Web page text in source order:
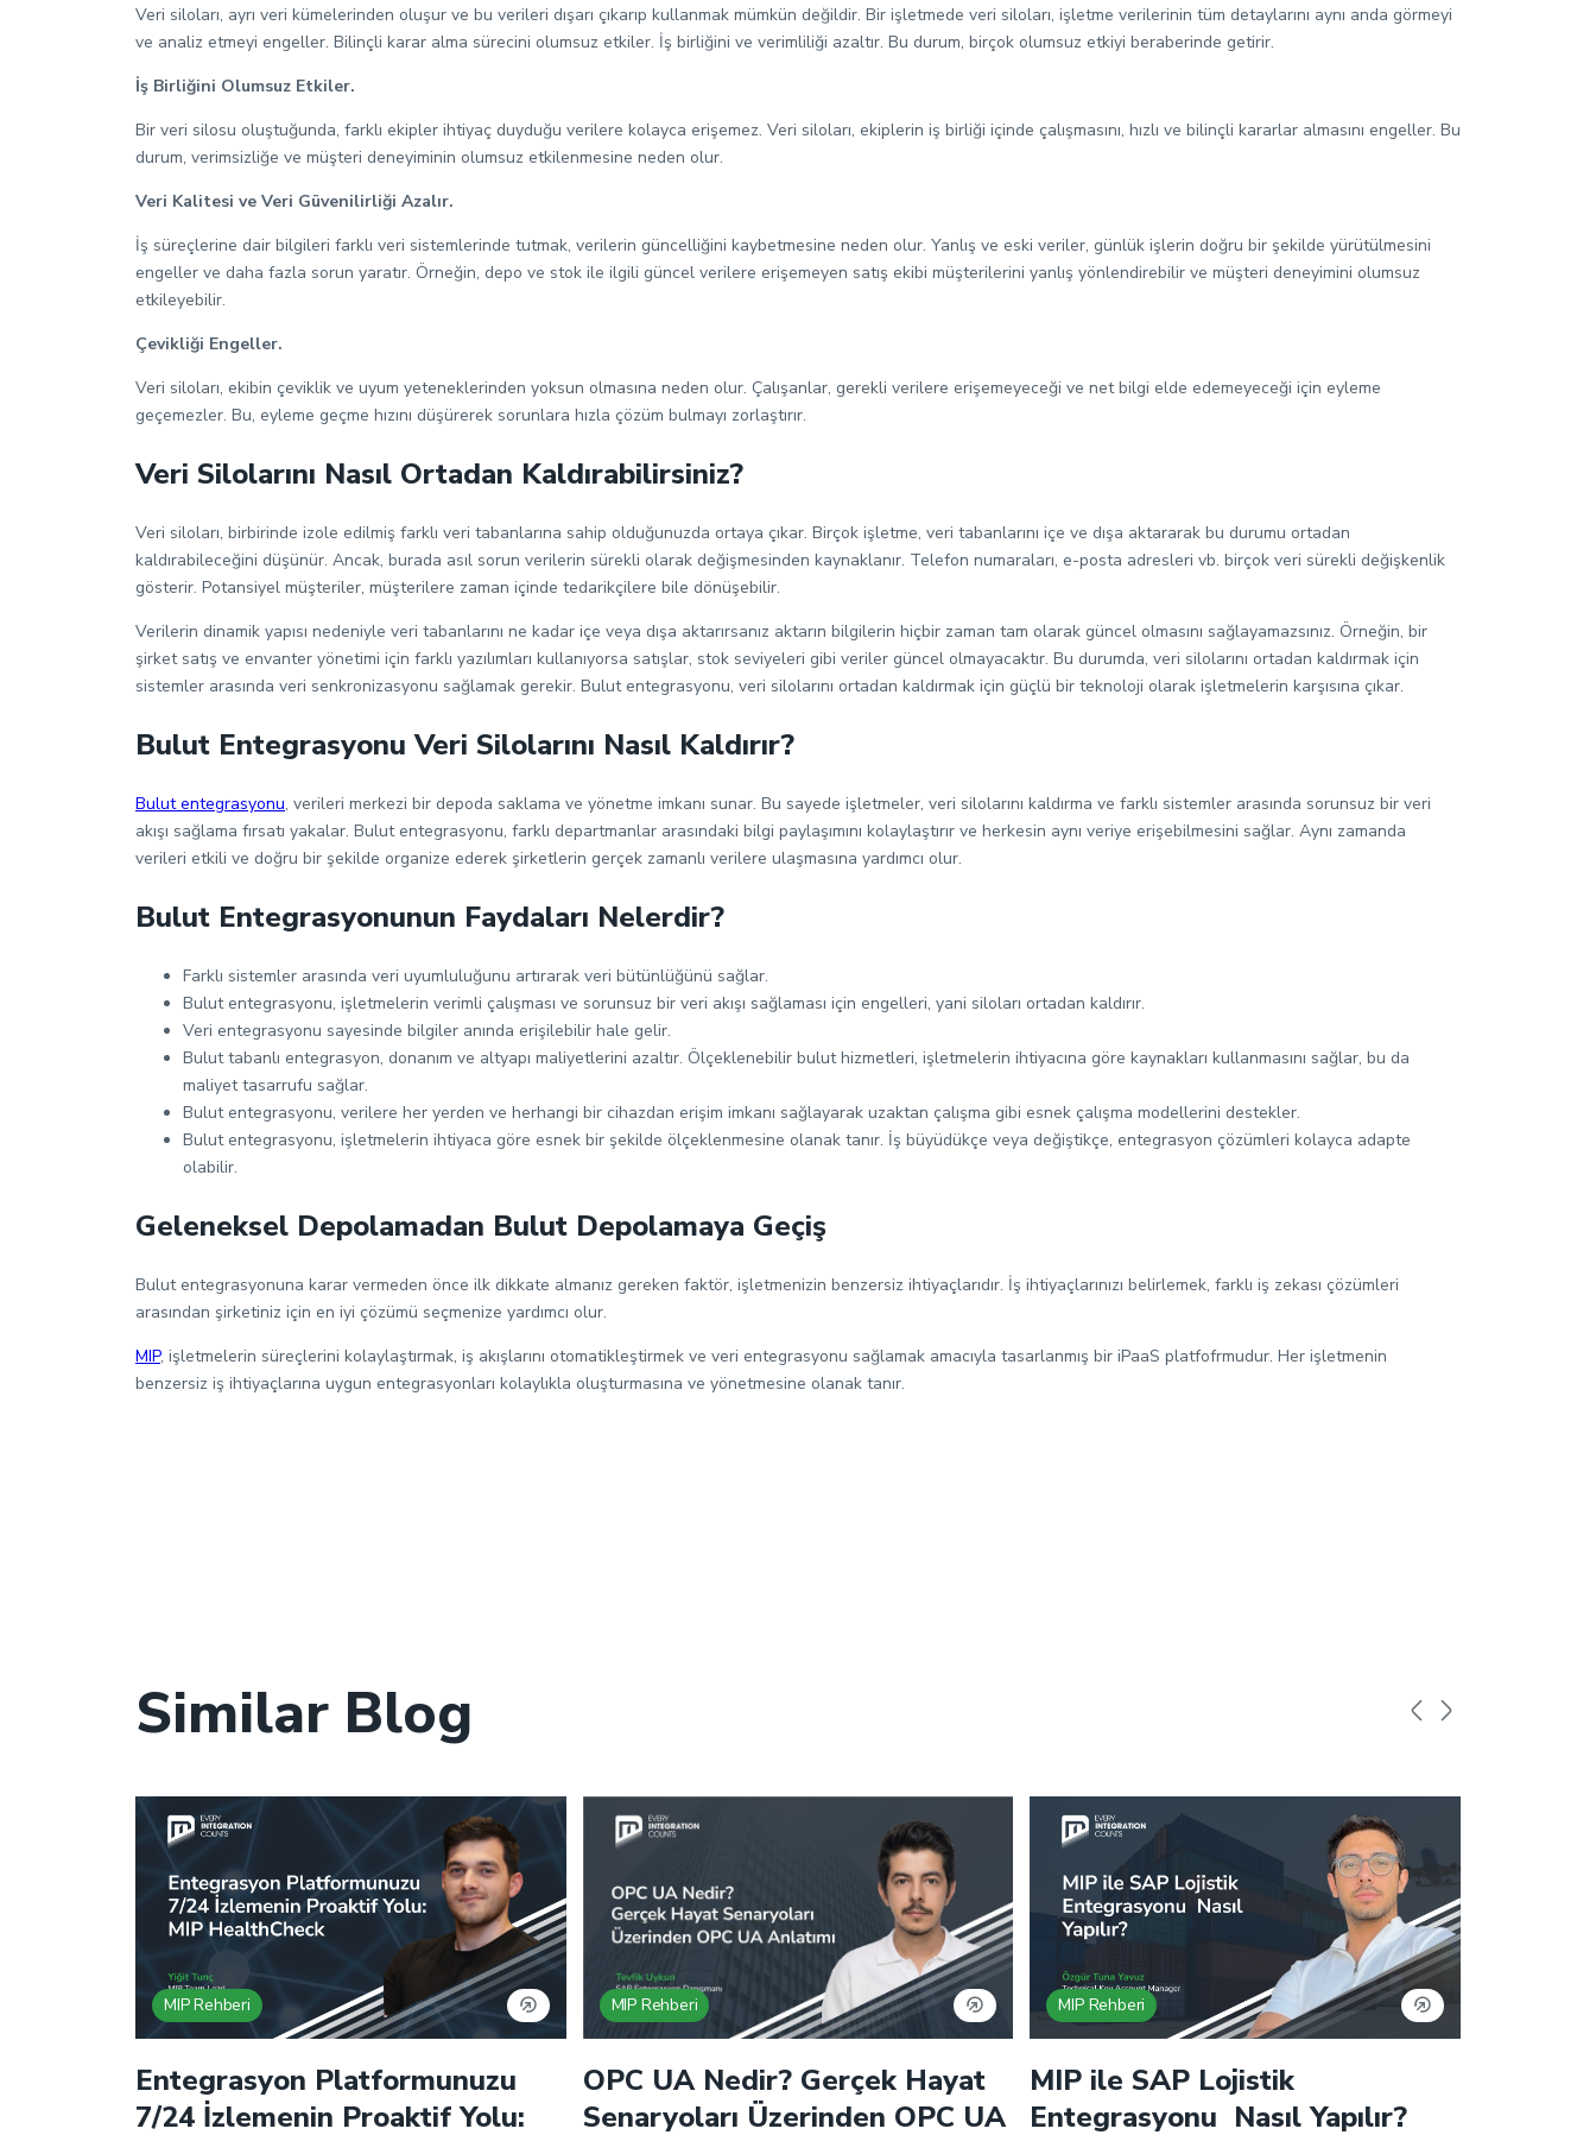
Veri siloları, ayrı veri kümelerinden oluşur ve bu verileri dışarı çıkarıp kullanmak mümkün değildir. Bir işletmede veri siloları, işletme verilerinin tüm detaylarını aynı anda görmeyi
ve analiz etmeyi engeller. Bilinçli karar alma sürecini olumsuz etkiler. İş birliğini ve verimliliği azaltır. Bu durum, birçok olumsuz etkiyi beraberinde getirir.
İş Birliğini Olumsuz Etkiler.
Bir veri silosu oluştuğunda, farklı ekipler ihtiyaç duyduğu verilere kolayca erişemez. Veri siloları, ekiplerin iş birliği içinde çalışmasını, hızlı ve bilinçli kararlar almasını engeller. Bu
durum, verimsizliğe ve müşteri deneyiminin olumsuz etkilenmesine neden olur.
Veri Kalitesi ve Veri Güvenilirliği Azalır.
İş süreçlerine dair bilgileri farklı veri sistemlerinde tutmak, verilerin güncelliğini kaybetmesine neden olur. Yanlış ve eski veriler, günlük işlerin doğru bir şekilde yürütülmesini
engeller ve daha fazla sorun yaratır. Örneğin, depo ve stok ile ilgili güncel verilere erişemeyen satış ekibi müşterilerini yanlış yönlendirebilir ve müşteri deneyimini olumsuz
etkileyebilir.
Çevikliği Engeller.
Veri siloları, ekibin çeviklik ve uyum yeteneklerinden yoksun olmasına neden olur. Çalışanlar, gerekli verilere erişemeyeceği ve net bilgi elde edemeyeceği için eyleme
geçemezler. Bu, eyleme geçme hızını düşürerek sorunlara hızla çözüm bulmayı zorlaştırır.
Veri Silolarını Nasıl Ortadan Kaldırabilirsiniz?
Veri siloları, birbirinde izole edilmiş farklı veri tabanlarına sahip olduğunuzda ortaya çıkar. Birçok işletme, veri tabanlarını içe ve dışa aktararak bu durumu ortadan
kaldırabileceğini düşünür. Ancak, burada asıl sorun verilerin sürekli olarak değişmesinden kaynaklanır. Telefon numaraları, e-posta adresleri vb. birçok veri sürekli değişkenlik
gösterir. Potansiyel müşteriler, müşterilere zaman içinde tedarikçilere bile dönüşebilir.
Verilerin dinamik yapısı nedeniyle veri tabanlarını ne kadar içe veya dışa aktarırsanız aktarın bilgilerin hiçbir zaman tam olarak güncel olmasını sağlayamazsınız. Örneğin, bir
şirket satış ve envanter yönetimi için farklı yazılımları kullanıyorsa satışlar, stok seviyeleri gibi veriler güncel olmayacaktır. Bu durumda, veri silolarını ortadan kaldırmak için
sistemler arasında veri senkronizasyonu sağlamak gerekir. Bulut entegrasyonu, veri silolarını ortadan kaldırmak için güçlü bir teknoloji olarak işletmelerin karşısına çıkar.
Bulut Entegrasyonu Veri Silolarını Nasıl Kaldırır?
Bulut entegrasyonu, verileri merkezi bir depoda saklama ve yönetme imkanı sunar. Bu sayede işletmeler, veri silolarını kaldırma ve farklı sistemler arasında sorunsuz bir veri
akışı sağlama fırsatı yakalar. Bulut entegrasyonu, farklı departmanlar arasındaki bilgi paylaşımını kolaylaştırır ve herkesin aynı veriye erişebilmesini sağlar. Aynı zamanda
verileri etkili ve doğru bir şekilde organize ederek şirketlerin gerçek zamanlı verilere ulaşmasına yardımcı olur.
Bulut Entegrasyonunun Faydaları Nelerdir?
Farklı sistemler arasında veri uyumluluğunu artırarak veri bütünlüğünü sağlar.
Bulut entegrasyonu, işletmelerin verimli çalışması ve sorunsuz bir veri akışı sağlaması için engelleri, yani siloları ortadan kaldırır.
Veri entegrasyonu sayesinde bilgiler anında erişilebilir hale gelir.
Bulut tabanlı entegrasyon, donanım ve altyapı maliyetlerini azaltır. Ölçeklenebilir bulut hizmetleri, işletmelerin ihtiyacına göre kaynakları kullanmasını sağlar, bu da
maliyet tasarrufu sağlar.
Bulut entegrasyonu, verilere her yerden ve herhangi bir cihazdan erişim imkanı sağlayarak uzaktan çalışma gibi esnek çalışma modellerini destekler.
Bulut entegrasyonu, işletmelerin ihtiyaca göre esnek bir şekilde ölçeklenmesine olanak tanır. İş büyüdükçe veya değiştikçe, entegrasyon çözümleri kolayca adapte
olabilir.
Geleneksel Depolamadan Bulut Depolamaya Geçiş
Bulut entegrasyonuna karar vermeden önce ilk dikkate almanız gereken faktör, işletmenizin benzersiz ihtiyaçlarıdır. İş ihtiyaçlarınızı belirlemek, farklı iş zekası çözümleri
arasından şirketiniz için en iyi çözümü seçmenize yardımcı olur.
MIP, işletmelerin süreçlerini kolaylaştırmak, iş akışlarını otomatikleştirmek ve veri entegrasyonu sağlamak amacıyla tasarlanmış bir iPaaS platfofrmudur. Her işletmenin
benzersiz iş ihtiyaçlarına uygun entegrasyonları kolaylıkla oluşturmasına ve yönetmesine olanak tanır.
Similar Blog
MIP Rehberi
Entegrasyon Platformunuzu
7/24 İzlemenin Proaktif Yolu:
MIP Rehberi
OPC UA Nedir? Gerçek Hayat
Senaryoları Üzerinden OPC UA
MIP Rehberi
MIP ile SAP Lojistik
Entegrasyonu Nasıl Yapılır?